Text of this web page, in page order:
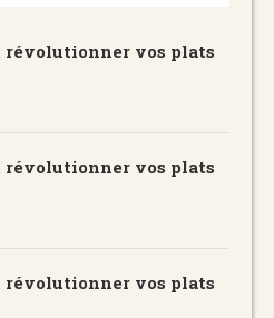
révolutionner vos plats
révolutionner vos plats
révolutionner vos plats